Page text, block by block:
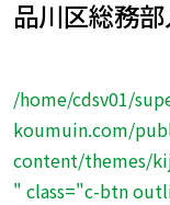
品川区総務
/home/cdsv01/
koumuin.com/
content/themes/
" class="c-btn